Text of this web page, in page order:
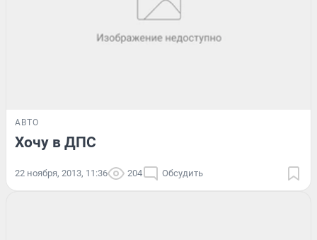
АВТО
Хочу в ДПС
22 ноября, 2013, 11:36 204 Обсудить